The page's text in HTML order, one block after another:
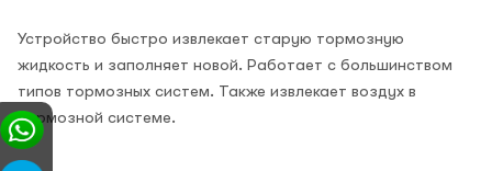
Устройство быстро извлекает старую тормозную
жидкость и заполняет новой. Работает с большинством
типов тормозных систем. Также извлекает воздух в
тормозной системе.